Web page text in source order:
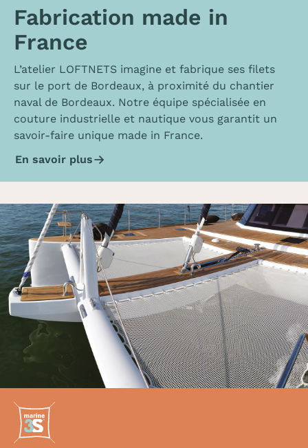
Fabrication made in
France
L’atelier LOFTNETS imagine et fabrique ses filets
sur le port de Bordeaux, à proximité du chantier
naval de Bordeaux. Notre équipe spécialisée en
couture industrielle et nautique vous garantit un
savoir-faire unique made in France.
En savoir plus